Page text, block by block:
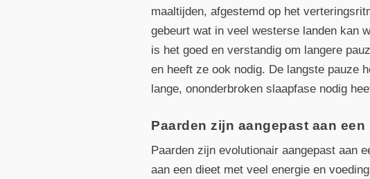
maaltijden, afgestemd op het
gebeurt wat in veel westerse landen kan
is het goed en verstandig om langere
en heeft ze ook nodig. De langste pauze
lange, ononderbroken slaapfase nodig
Paarden zijn aangepast aan
Paarden zijn evolutionair aangepast aan
aan een dieet met veel energie en